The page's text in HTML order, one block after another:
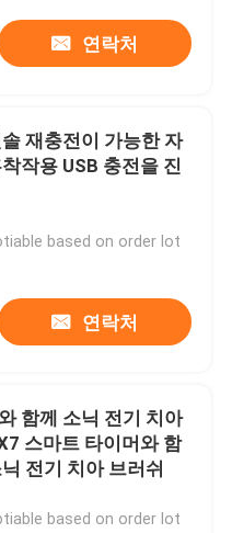
연락처
재충전이 가능한 자
작용 USB 충전을 진
based on order lot
연락처
함께 소닉 전기 치아
스마트 타이머와 함
전기 치아 브러쉬
based on order lot